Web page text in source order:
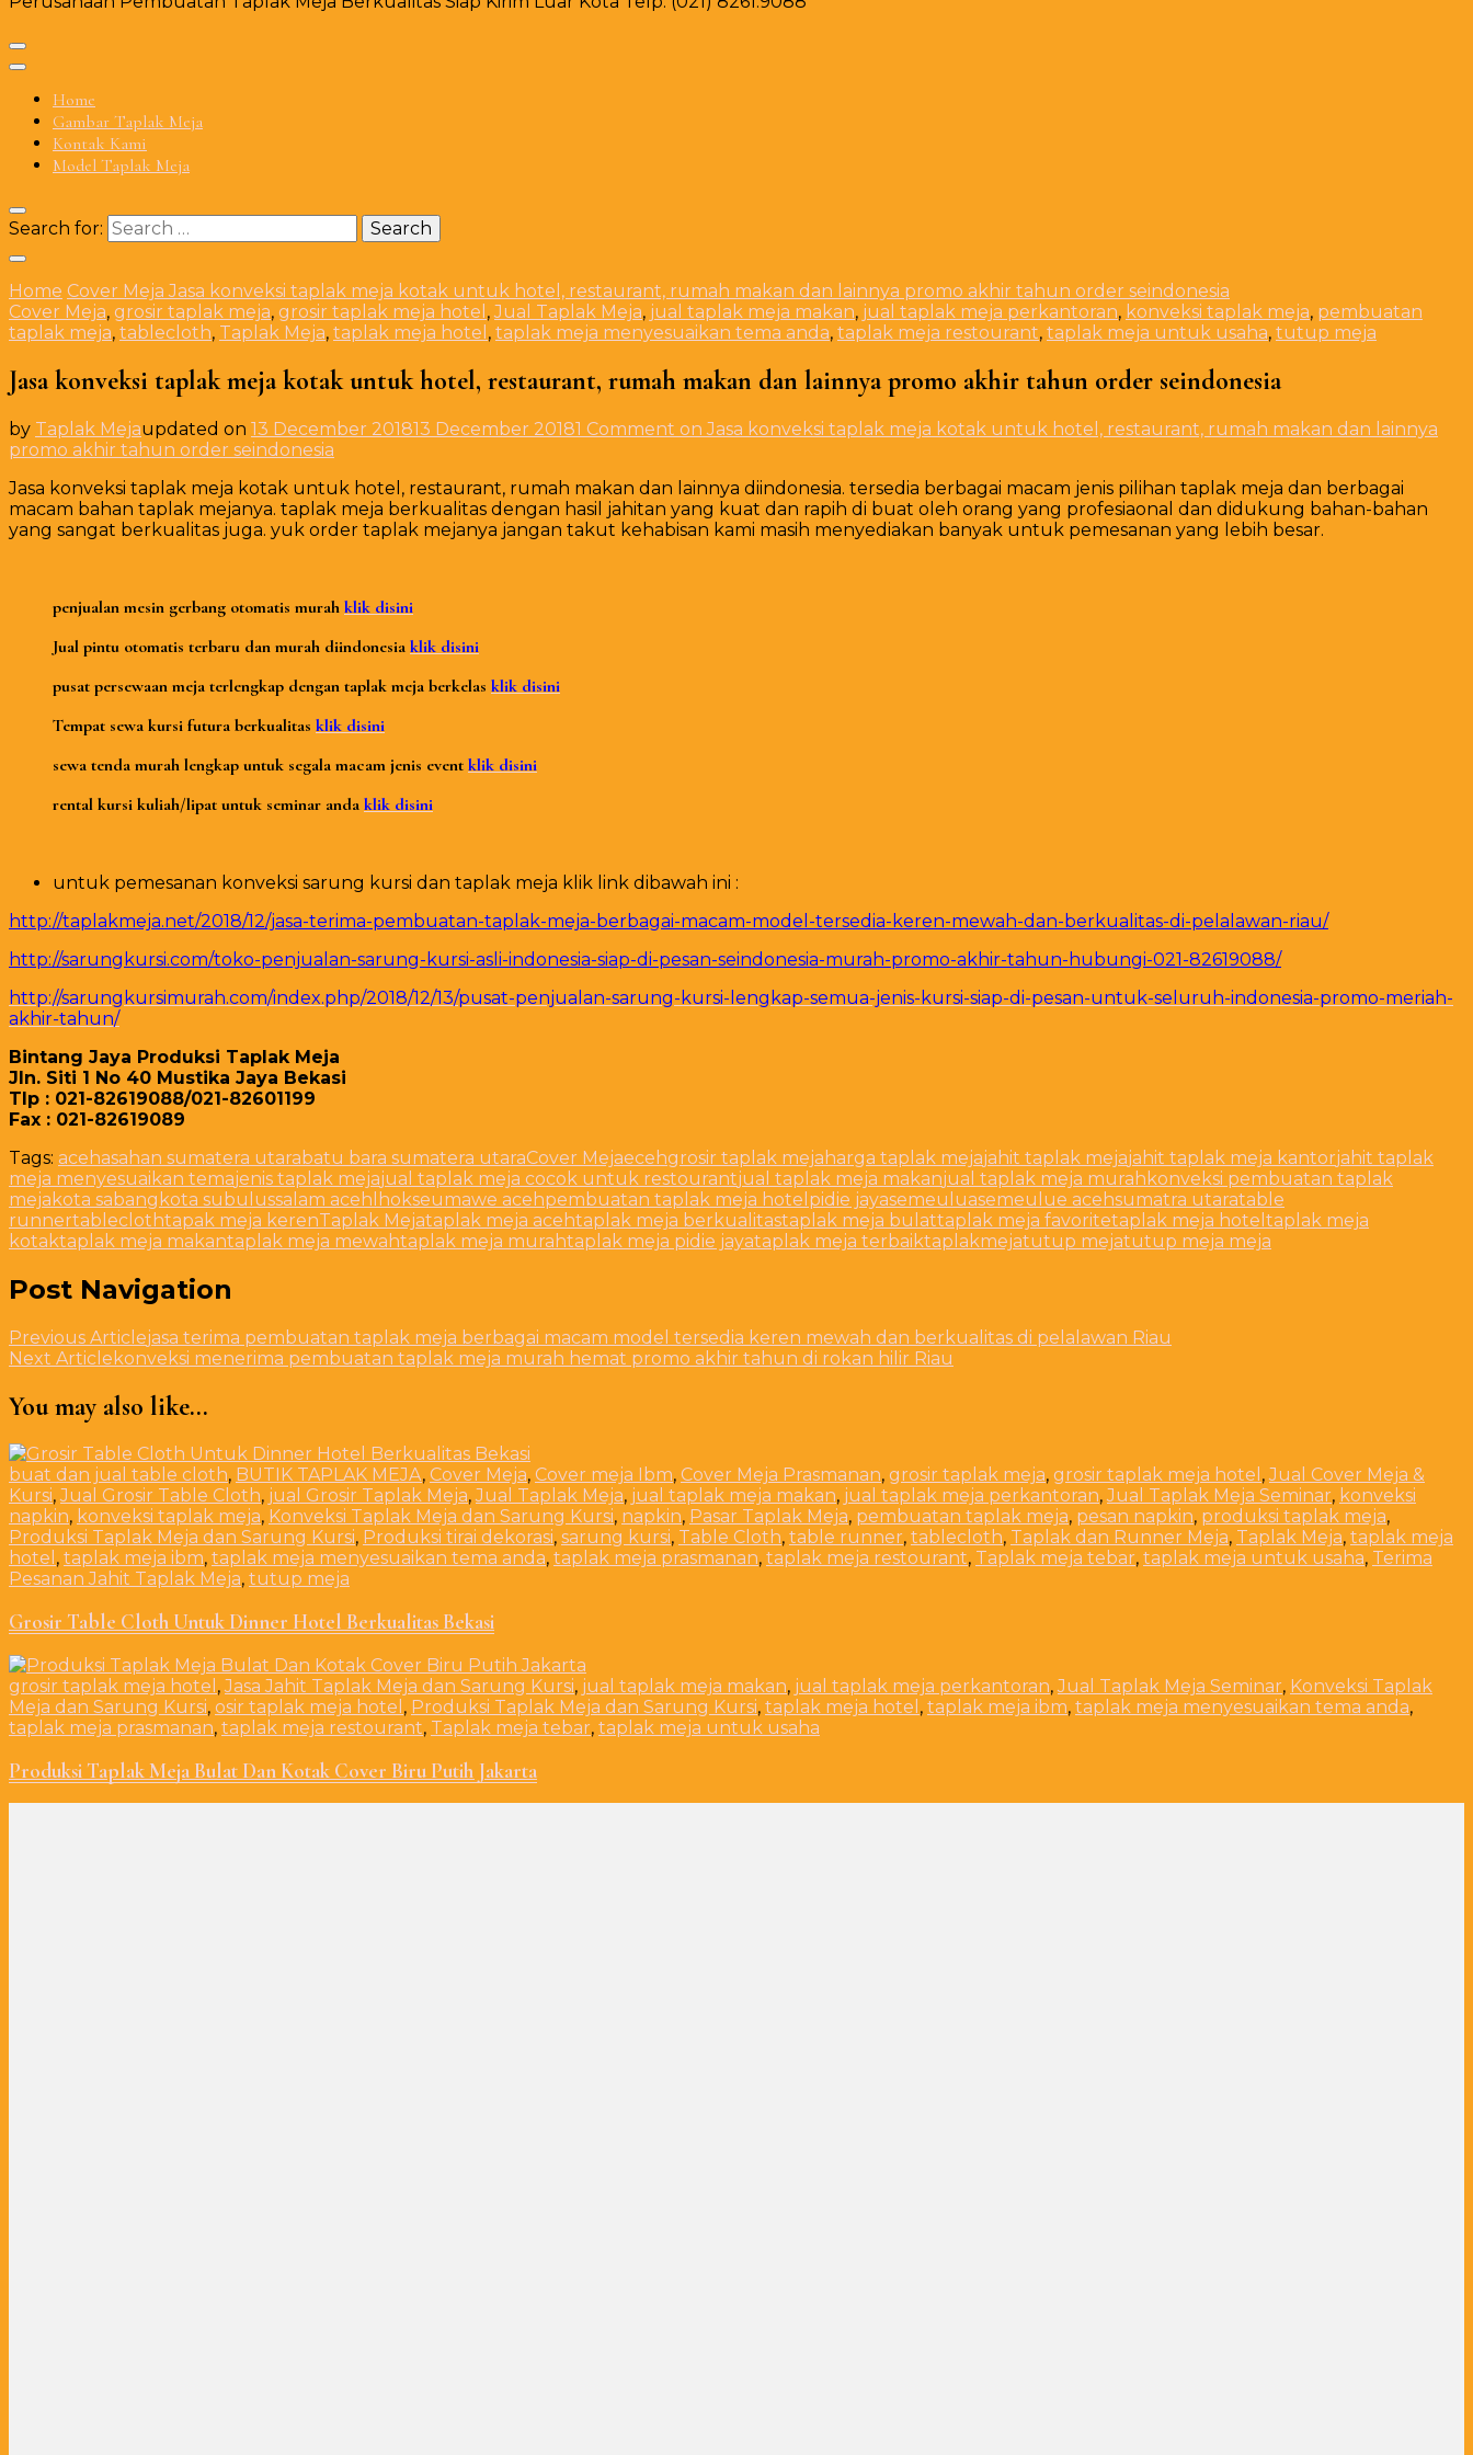
Home
Gambar Taplak Meja
Kontak Kami
Model Taplak Meja
Search for:
Home Cover MejaJasa konveksi taplak meja kotak untuk hotel, restaurant, rumah makan dan lainnya promo akhir tahun order seindonesia
Cover Meja, grosir taplak meja, grosir taplak meja hotel ,Jual Taplak Meja, jual taplak meja makan, jual taplak meja perkantoran, konveksi taplak meja, pembuatan
taplak meja, tablecloth, Taplak Meja, taplak meja hotel , taplak meja menyesuaikan tema anda, taplak meja restourant, taplak meja untuk usaha, tutup meja
Jasa konveksi taplak meja kotak untuk hotel, restaurant, rumah makan dan lainnya promo akhir tahun order seindonesia
by Taplak Mejaupdated on 13 December 201813 December 20181 Comment on Jasa konveksi taplak meja kotak untuk hotel, restaurant, rumah makan dan lainnya
promo akhir tahun order seindonesia
Jasa konveksi taplak meja kotak untuk hotel, restaurant, rumah makan dan lainnya diindonesia. tersedia berbagai macam jenis pilihan taplak meja dan berbagai
macam bahan taplak mejanya. taplak meja berkualitas dengan hasil jahitan yang kuat dan rapih di buat oleh orang yang profesiaonal dan didukung bahan-bahan
yang sangat berkualitas juga. yuk order taplak mejanya jangan takut kehabisan kami masih menyediakan banyak untuk pemesanan yang lebih besar.
penjualan mesin gerbang otomatis murah klik disini
Jual pintu otomatis terbaru dan murah diindonesia klik disini
pusat persewaan meja terlengkap dengan taplak meja berkelas klik disini
Tempat sewa kursi futura berkualitas klik disini
sewa tenda murah lengkap untuk segala macam jenis event klik disini
rental kursi kuliah/lipat untuk seminar anda klik disini
untuk pemesanan konveksi sarung kursi dan taplak meja klik link dibawah ini :
http://taplakmeja.net/2018/12/jasa-terima-pembuatan-taplak-meja-berbagai-macam-model-tersedia-keren-mewah-dan-berkualitas-di-pelalawan-riau/
http://sarungkursi.com/toko-penjualan-sarung-kursi-asli-indonesia-siap-di-pesan-seindonesia-murah-promo-akhir-tahun-hubungi-021-82619088/
http://sarungkursimurah.com/index.php/2018/12/13/pusat-penjualan-sarung-kursi-lengkap-semua-jenis-kursi-siap-di-pesan-untuk-seluruh-indonesia-promo-meriah-
akhir-tahun/
Bintang Jaya Produksi Taplak Meja
Jln. Siti 1 No 40 Mustika Jaya Bekasi
Tlp : 021-82619088/021-82601199
Fax : 021-82619089
Tags: acehasahan sumatera utarabatu bara sumatera utaraCover Mejaecehgrosir taplak meja harga taplak mejajahit taplak mejajahit taplak meja kantorjahit taplak
meja menyesuaikan temajenis taplak mejajual taplak meja cocok untuk restourantjual taplak meja makanjual taplak meja murah konveksi pembuatan taplak
meja kota sabang kota subulussalam aceh lhokseumawe acehpembuatan taplak meja hotel pidie jayasemeuluasemeulue acehsumatra utaratable
runnertableclothtapak meja kerenTaplak Mejataplak meja acehtaplak meja berkualitastaplak meja bulattaplak meja favoritetaplak meja hotel taplak meja
kotaktaplak meja makantaplak meja mewahtaplak meja murahtaplak meja pidie jayataplak meja terbaiktaplakmejatutup mejatutup meja meja
Post Navigation
Previous Articlejasa terima pembuatan taplak meja berbagai macam model tersedia keren mewah dan berkualitas di pelalawan Riau
Next Article konveksi menerima pembuatan taplak meja murah hemat promo akhir tahun di rokan hilir Riau
You may also like...
buat dan jual table cloth, BUTIK TAPLAK MEJA, Cover Meja, Cover meja Ibm, Cover Meja Prasmanan, grosir taplak meja, grosir taplak meja hotel ,Jual Cover Meja &
Kursi,Jual Grosir Table Cloth, jual Grosir Taplak Meja,Jual Taplak Meja, jual taplak meja makan, jual taplak meja perkantoran,Jual Taplak Meja Seminar, konveksi
napkin, konveksi taplak meja, Konveksi Taplak Meja dan Sarung Kursi, napkin, Pasar Taplak Meja, pembuatan taplak meja, pesan napkin, produksi taplak meja,
Produksi Taplak Meja dan Sarung Kursi, Produksi tirai dekorasi, sarung kursi, Table Cloth, table runner, tablecloth, Taplak dan Runner Meja, Taplak Meja, taplak meja
hotel , taplak meja ibm, taplak meja menyesuaikan tema anda, taplak meja prasmanan, taplak meja restourant, Taplak meja tebar, taplak meja untuk usaha, Terima
Pesanan Jahit Taplak Meja, tutup meja
Grosir Table Cloth Untuk Dinner Hotel Berkualitas Bekasi
grosir taplak meja hotel ,Jasa Jahit Taplak Meja dan Sarung Kursi, jual taplak meja makan, jual taplak meja perkantoran,Jual Taplak Meja Seminar, Konveksi Taplak
Meja dan Sarung Kursi, osir taplak meja hotel , Produksi Taplak Meja dan Sarung Kursi, taplak meja hotel , taplak meja ibm, taplak meja menyesuaikan tema anda,
taplak meja prasmanan, taplak meja restourant, Taplak meja tebar, taplak meja untuk usaha
Produksi Taplak Meja Bulat Dan Kotak Cover Biru Putih Jakarta